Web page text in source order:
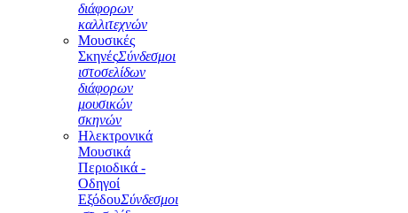
διάφορων
καλλιτεχνών
Μουσικές
ΣκηνέςΣύνδεσμοι
ιστοσελίδων
διάφορων
μουσικών
σκηνών
Ηλεκτρονικά
Μουσικά
Περιοδικά -
Οδηγοί
ΕξόδουΣύνδεσμοι